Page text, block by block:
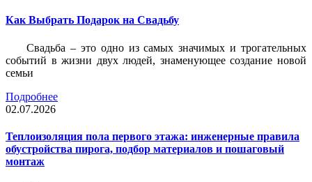
Как Выбрать Подарок на Свадьбу
Свадьба – это одно из самых значимых и трогательных
событий в жизни двух людей, знаменующее создание новой
семьи
Подробнее
02.07.2026
Теплоизоляция пола первого этажа: инженерные правила
обустройства пирога, подбор материалов и пошаговый
монтаж